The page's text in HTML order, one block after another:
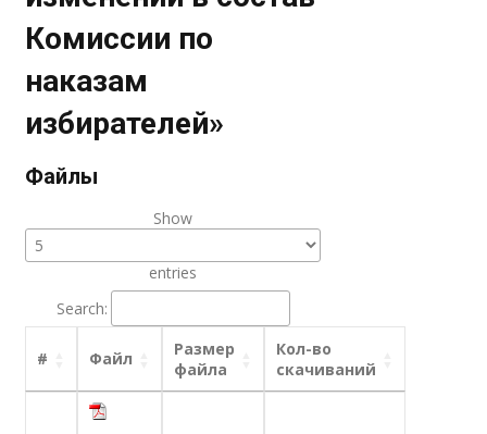
Комиссии по
наказам
избирателей»
Файлы
Show
entries
Search:
# Файл
Размер
файла
Кол-во
скачиваний